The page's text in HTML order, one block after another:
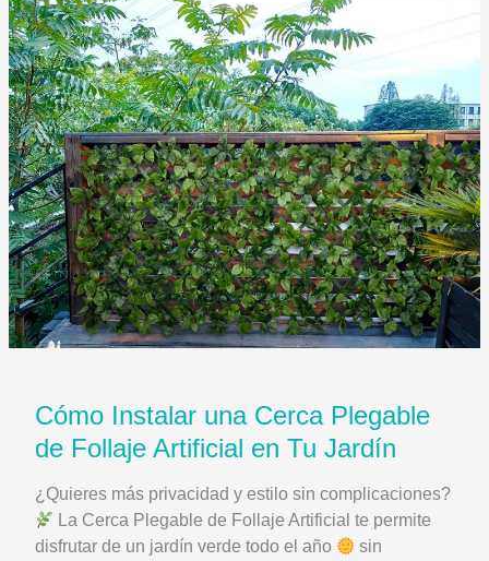
panel
WPC
asimétrico
para
muro
interior
moderno
resistente
a
humedad
Cómo Instalar una Cerca Plegable
de Follaje Artificial en Tu Jardín
¿Quieres más privacidad y estilo sin complicaciones?
La Cerca Plegable de Follaje Artificial te permite
disfrutar de un jardín verde todo el año
sin